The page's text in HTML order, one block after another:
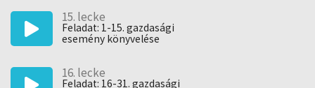
15. lecke
Feladat: 1-15. gazdasági
esemény könyvelése
16. lecke
Feladat: 16-31. gazdasági